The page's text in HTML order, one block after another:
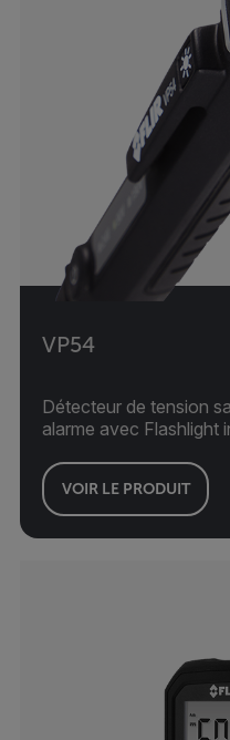
VP54
Détecteur de tension
alarme avec Flashlight
VOIR LE PRODUIT